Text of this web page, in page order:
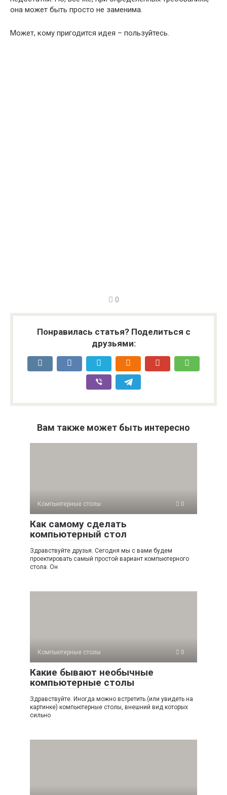
она может быть просто не заменима.
Может, кому пригодится идея – пользуйтесь.
0
Понравилась статья? Поделиться с
друзьями:
Вам также может быть интересно
Компьютерные столы 0
Как самому сделать
компьютерный стол
Здравствуйте друзья. Сегодня мы с вами будем
проектировать самый простой вариант компьютерного
стола. Он
Компьютерные столы 0
Какие бывают необычные
компьютерные столы
Здравствуйте. Иногда можно встретить (или увидеть на
картинке) компьютерные столы, внешний вид которых
сильно